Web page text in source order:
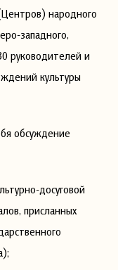
народного
западного,
руководителей и
культуры
обсуждение
досуговой
присланных